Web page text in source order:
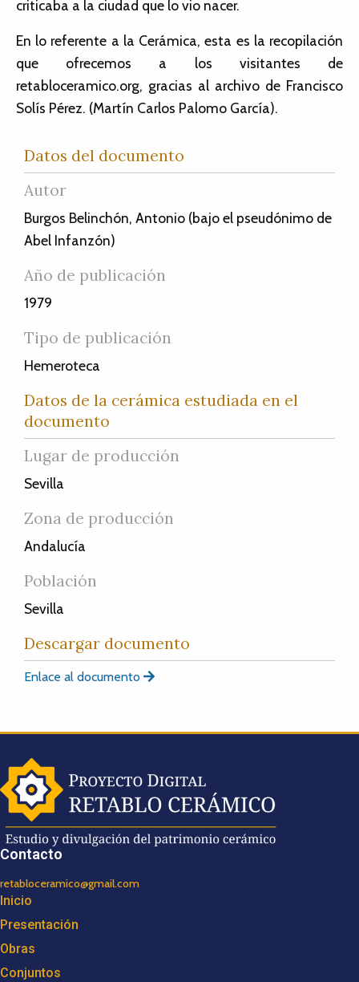
criticaba a la ciudad que lo vio nacer.
En lo referente a la Cerámica, esta es la recopilación
que ofrecemos a los visitantes de
retabloceramico.org, gracias al archivo de Francisco
Solís Pérez. (Martín Carlos Palomo García).
Datos del documento
Autor
Burgos Belinchón, Antonio (bajo el pseudónimo de
Abel Infanzón)
Año de publicación
1979
Tipo de publicación
Hemeroteca
Datos de la cerámica estudiada en el
documento
Lugar de producción
Sevilla
Zona de producción
Andalucía
Población
Sevilla
Descargar documento
Enlace al documento
Contacto
retabloceramico@gmail.com
Inicio
Presentación
Obras
Conjuntos